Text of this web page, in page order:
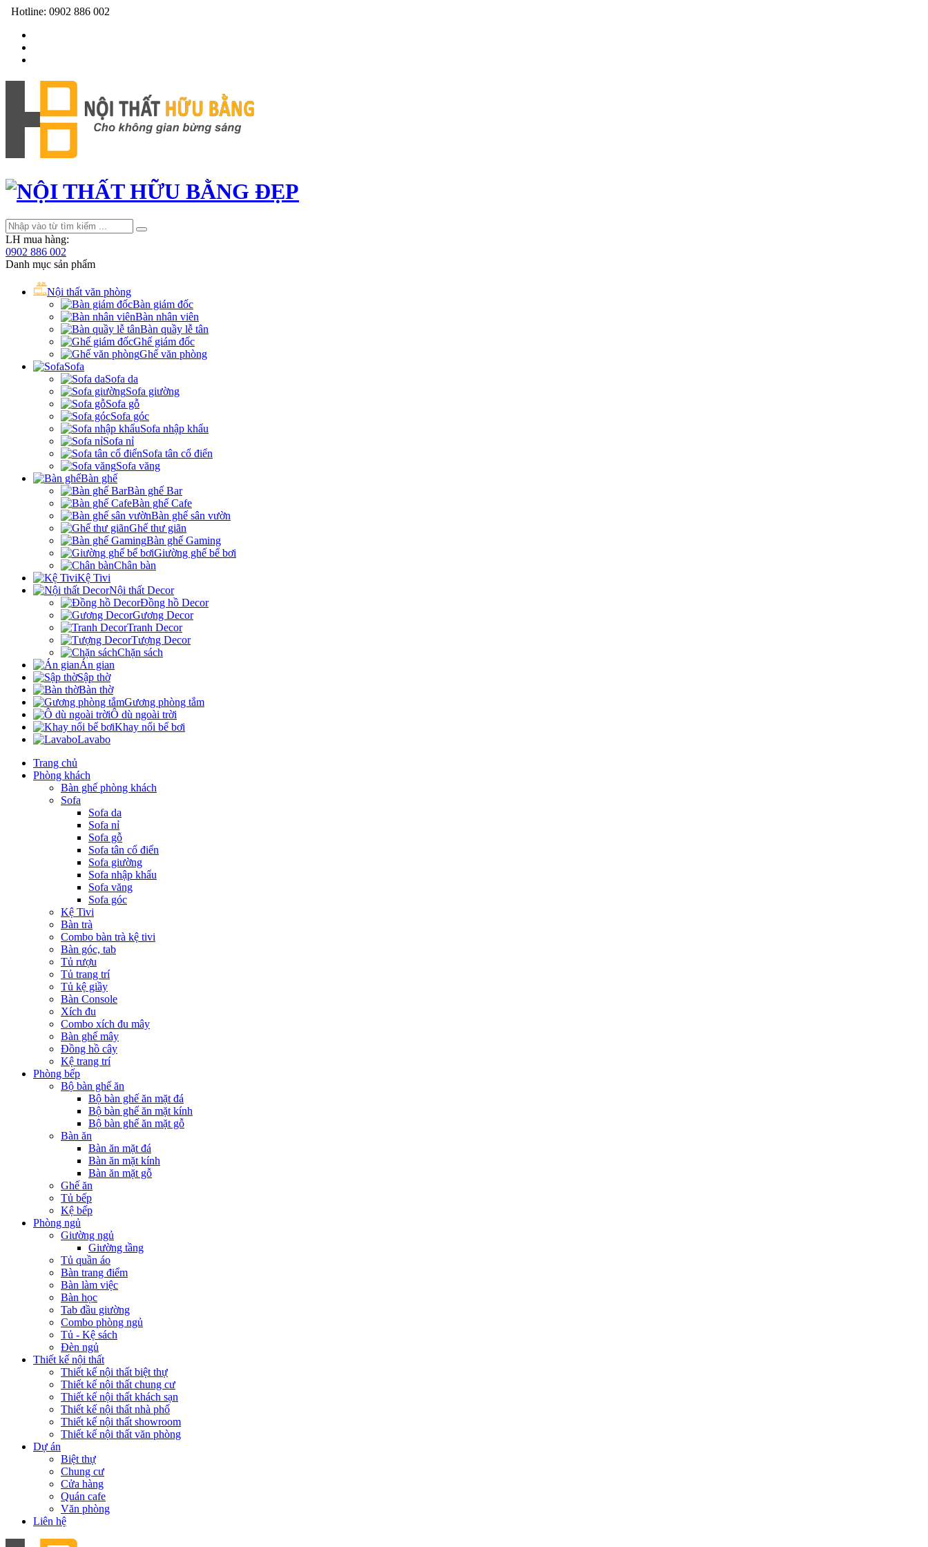
Hotline: 0902 886 002
LH mua hàng:
0902 886 002
Danh mục sản phẩm
Nội thất văn phòng
Bàn giám đốc
Bàn nhân viên
Bàn quầy lễ tân
Ghế giám đốc
Ghế văn phòng
Sofa
Sofa da
Sofa giường
Sofa gỗ
Sofa góc
Sofa nhập khẩu
Sofa nỉ
Sofa tân cổ điển
Sofa văng
Bàn ghế
Bàn ghế Bar
Bàn ghế Cafe
Bàn ghế sân vườn
Ghế thư giãn
Bàn ghế Gaming
Giường ghế bể bơi
Chân bàn
Kệ Tivi
Nội thất Decor
Đồng hồ Decor
Gương Decor
Tranh Decor
Tượng Decor
Chặn sách
Án gian
Sập thờ
Bàn thờ
Gương phòng tắm
Ô dù ngoài trời
Khay nổi bể bơi
Lavabo
Trang chủ
Phòng khách
Bàn ghế phòng khách
Sofa
Sofa da
Sofa nỉ
Sofa gỗ
Sofa tân cổ điển
Sofa giường
Sofa nhập khẩu
Sofa văng
Sofa góc
Kệ Tivi
Bàn trà
Combo bàn trà kệ tivi
Bàn góc, tab
Tủ rượu
Tủ trang trí
Tủ kệ giầy
Bàn Console
Xích đu
Combo xích đu mây
Bàn ghế mây
Đồng hồ cây
Kệ trang trí
Phòng bếp
Bộ bàn ghế ăn
Bộ bàn ghế ăn mặt đá
Bộ bàn ghế ăn mặt kính
Bộ bàn ghế ăn mặt gỗ
Bàn ăn
Bàn ăn mặt đá
Bàn ăn mặt kính
Bàn ăn mặt gỗ
Ghế ăn
Tủ bếp
Kệ bếp
Phòng ngủ
Giường ngủ
Giường tầng
Tủ quần áo
Bàn trang điểm
Bàn làm việc
Bàn học
Tab đầu giường
Combo phòng ngủ
Tủ - Kệ sách
Đèn ngủ
Thiết kế nội thất
Thiết kế nội thất biệt thự
Thiết kế nội thất chung cư
Thiết kế nội thất khách sạn
Thiết kế nội thất nhà phố
Thiết kế nội thất showroom
Thiết kế nội thất văn phòng
Dự án
Biệt thự
Chung cư
Cửa hàng
Quán cafe
Văn phòng
Liên hệ